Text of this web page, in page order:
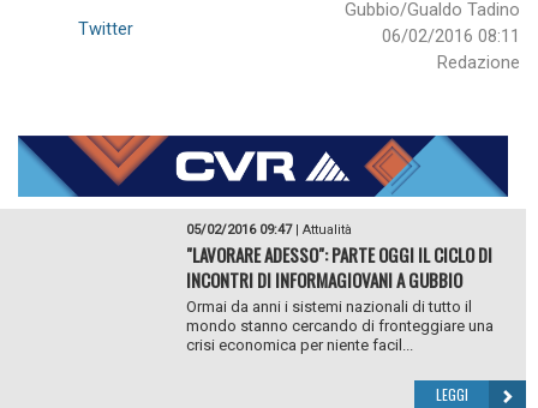
Gubbio/Gualdo Tadino
06/02/2016 08:11
Redazione
Twitter
05/02/2016 09:47| Attualità
"LAVORARE ADESSO": PARTE OGGI IL CICLO DI
INCONTRI DI INFORMAGIOVANI A GUBBIO
Ormai da anni i sistemi nazionali di tutto il
mondo stanno cercando di fronteggiare una
crisi economica per niente facil...
LEGGI